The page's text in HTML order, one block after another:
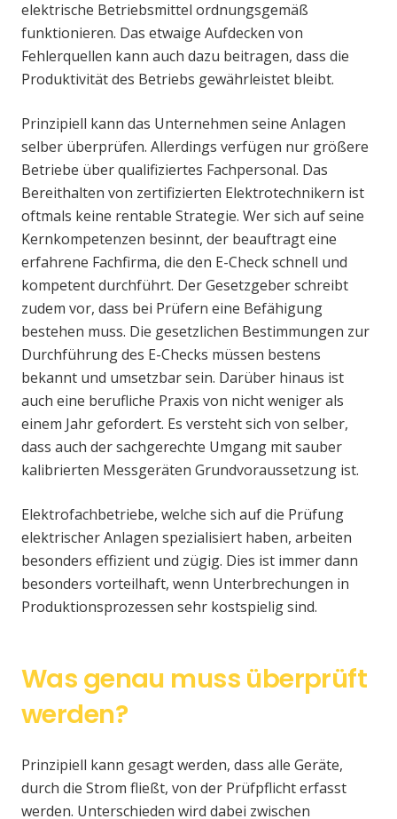
elektrische Betriebsmittel ordnungsgemäß
funktionieren. Das etwaige Aufdecken von
Fehlerquellen kann auch dazu beitragen, dass die
Produktivität des Betriebs gewährleistet bleibt.
Prinzipiell kann das Unternehmen seine Anlagen
selber überprüfen. Allerdings verfügen nur größere
Betriebe über qualifiziertes Fachpersonal. Das
Bereithalten von zertifizierten Elektrotechnikern ist
oftmals keine rentable Strategie. Wer sich auf seine
Kernkompetenzen besinnt, der beauftragt eine
erfahrene Fachfirma, die den E-Check schnell und
kompetent durchführt. Der Gesetzgeber schreibt
zudem vor, dass bei Prüfern eine Befähigung
bestehen muss. Die gesetzlichen Bestimmungen zur
Durchführung des E-Checks müssen bestens
bekannt und umsetzbar sein. Darüber hinaus ist
auch eine berufliche Praxis von nicht weniger als
einem Jahr gefordert. Es versteht sich von selber,
dass auch der sachgerechte Umgang mit sauber
kalibrierten Messgeräten Grundvoraussetzung ist.
Elektrofachbetriebe, welche sich auf die Prüfung
elektrischer Anlagen spezialisiert haben, arbeiten
besonders effizient und zügig. Dies ist immer dann
besonders vorteilhaft, wenn Unterbrechungen in
Produktionsprozessen sehr kostspielig sind.
Was genau muss überprüft
werden?
Prinzipiell kann gesagt werden, dass alle Geräte,
durch die Strom fließt, von der Prüfpflicht erfasst
werden. Unterschieden wird dabei zwischen